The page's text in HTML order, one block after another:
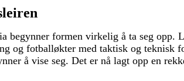
formen virkelig å ta seg opp.
og fotballøkter med taktisk og teknisk
å vise seg. Det er nå lagt opp en